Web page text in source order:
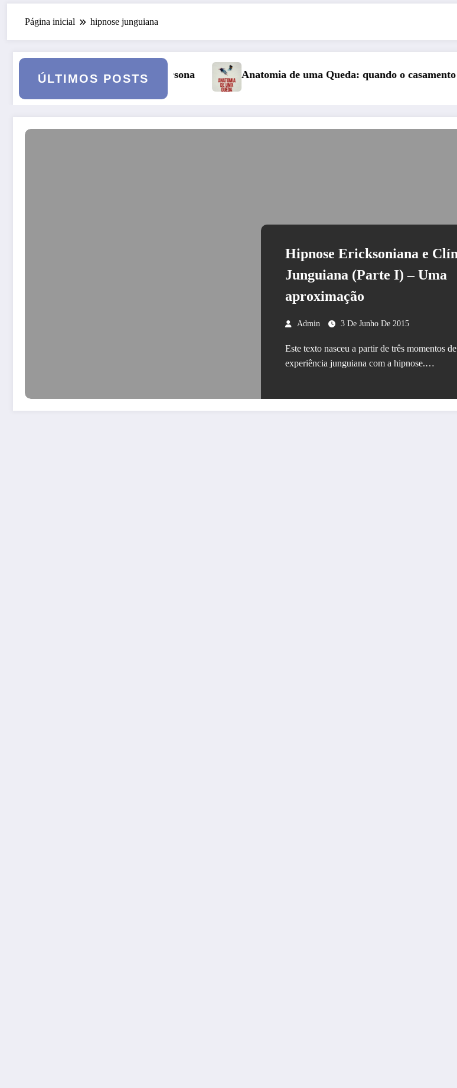
Página inicial hipnose junguiana
ÚLTIMOS POSTS
Anatomia de uma Queda: quando o casamento vai a julgamentoCurso: Psicopatologia
Hipnose Ericksoniana e
Junguiana (Parte I) – Uma
aproximação
Admin 3 De Junho De 2015
Este texto nasceu a partir de três momentos
experiência junguiana com a hipnose.…